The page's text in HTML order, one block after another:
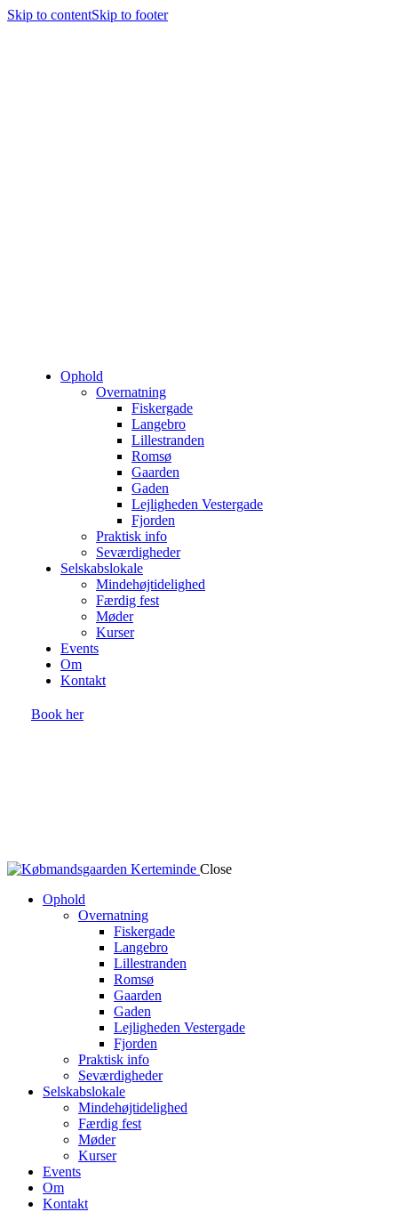
Skip to contentSkip to footer
Ophold
Overnatning
Fiskergade
Langebro
Lillestranden
Romsø
Gaarden
Gaden
Lejligheden Vestergade
Fjorden
Praktisk info
Seværdigheder
Selskabslokale
Mindehøjtidelighed
Færdig fest
Møder
Kurser
Events
Om
Kontakt
Book her
Close
Ophold
Overnatning
Fiskergade
Langebro
Lillestranden
Romsø
Gaarden
Gaden
Lejligheden Vestergade
Fjorden
Praktisk info
Seværdigheder
Selskabslokale
Mindehøjtidelighed
Færdig fest
Møder
Kurser
Events
Om
Kontakt